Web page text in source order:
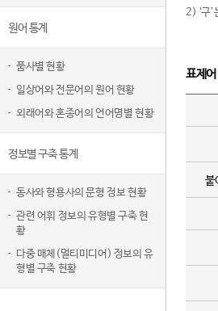
원어 통계
품사별 현황
일상어와 전문어의 원어 현황
외래어와 혼종어의 언어명별 현황
정보별 구축 통계
동사와 형용사의 문형 정보 현황
관련 어휘 정보의 유형별 구축 현
황
다중 매체(멀티미디어) 정보의 유
형별 구축 현황
2) ‘구
표제
붙